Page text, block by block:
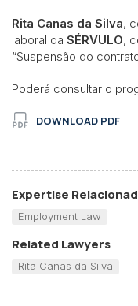
Rita Canas da Silva,
laboral da SÉRVULO,
“Suspensão do
Poderá consultar o
DOWNLOAD PDF
Expertise
Employment Law
Related Lawyers
Rita Canas da Silva